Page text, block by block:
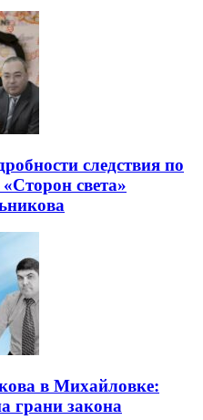
следствия по
света»
в Михайловке:
грани закона